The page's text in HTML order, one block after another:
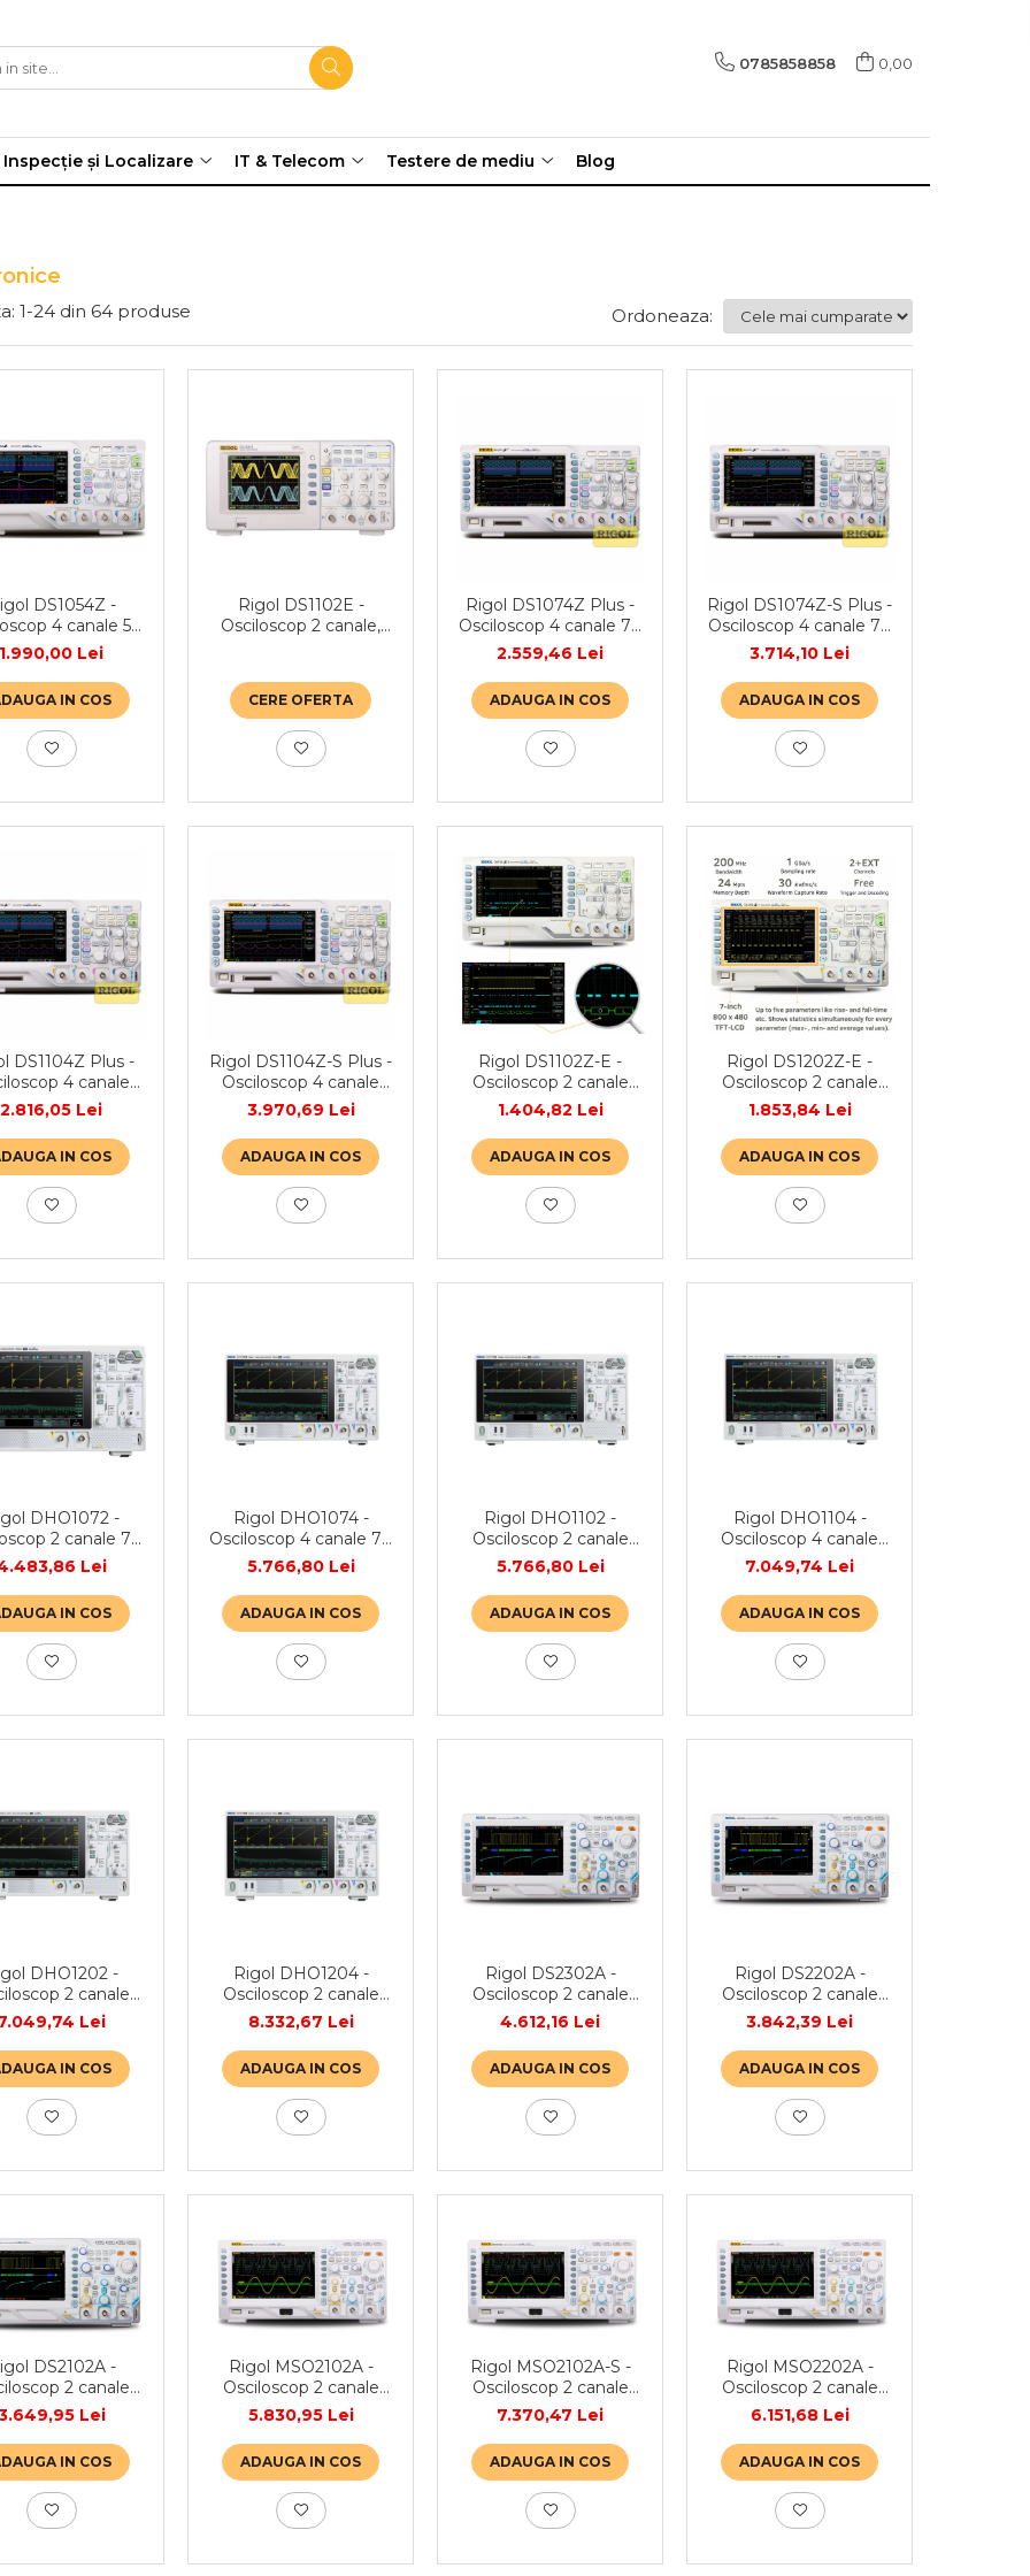
0785858858 0,00
Inspecție și Localizare IT & Telecom Testere de mediu Blog
1-24din 64 produse Ordoneaza:
DS1054Z -
4 canale 50
MHz
1.990,00 Lei
IN COS
Rigol DS1102E -
Osciloscop 2 canale,
CERE OFERTA
Rigol DS1074Z Plus -
Osciloscop 4 canale 70
MHz
2.559,46 Lei
ADAUGA IN COS
Rigol DS1074Z-S Plus -
Osciloscop 4 canale 70
MHz, generator 25 Mhz
3.714,10 Lei
ADAUGA IN COS
DS1104Z Plus -
4 canale
100 MHz
2.816,05 Lei
IN COS
Rigol DS1104Z-S Plus -
Osciloscop 4 canale
100 MHz, generator 25
MHz
3.970,69 Lei
ADAUGA IN COS
Rigol DS1102Z-E -
Osciloscop 2 canale
100 MHz
1.404,82 Lei
ADAUGA IN COS
Rigol DS1202Z-E -
Osciloscop 2 canale
200 MHz
1.853,84 Lei
ADAUGA IN COS
DHO1072 -
2 canale 70
MHz Lei
IN COS
Rigol DHO1074 -
Osciloscop 4 canale 70
MHz
5.766,80 Lei
ADAUGA IN COS
Rigol DHO1102 -
Osciloscop 2 canale
100 MHz
5.766,80 Lei
ADAUGA IN COS
Rigol DHO1104 -
Osciloscop 4 canale
100 MHz
7.049,74 Lei
ADAUGA IN COS
DHO1202 -
2 canale
200 MHzLei
IN COS
Rigol DHO1204 -
Osciloscop 2 canale
200 MHz
8.332,67 Lei
ADAUGA IN COS
Rigol DS2302A -
Osciloscop 2 canale
300 MHz · 2GSa/s ·
56Mpts
4.612,16 Lei
ADAUGA IN COS
Rigol DS2202A -
Osciloscop 2 canale
200 MHz · 2GSa/s ·
56Mpts
3.842,39 Lei
ADAUGA IN COS
DS2102A -
2 canale
MHz · 2GSa/s ·
56Mpts
Lei
IN COS
Rigol MSO2102A -
Osciloscop 2 canale
100 MHz · 2GSa/s · 14
Mpts · 16 canale
digitale
5.830,95 Lei
ADAUGA IN COS
Rigol MSO2102A-S -
Osciloscop 2 canale
100 MHz · 2GSa/s · 14
Mpts · 16 canale
digitale · generator
semnal 2 canale
7.370,47 Lei
ADAUGA IN COS
Rigol MSO2202A -
Osciloscop 2 canale
200 MHz · 2GSa/s ·
14Mpts · 16 canale
digitale
6.151,68 Lei
ADAUGA IN COS